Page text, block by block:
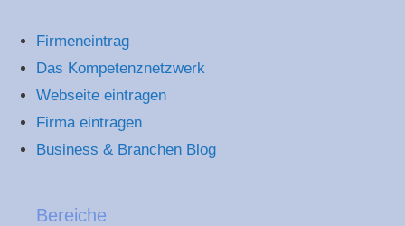
Firmeneintrag
Das Kompetenznetzwerk
Webseite eintragen
Firma eintragen
Business & Branchen Blog
Bereiche